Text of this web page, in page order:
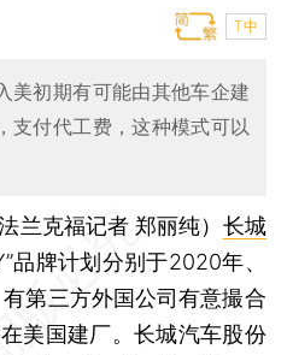
T中
美初期有可能由其他车企建
支付代工费，这种模式可以
兰克福记者 郑丽纯） 长城
品牌计划分别于2020年、
第三方外国公司有意撮合
美国建厂。长城汽车股份